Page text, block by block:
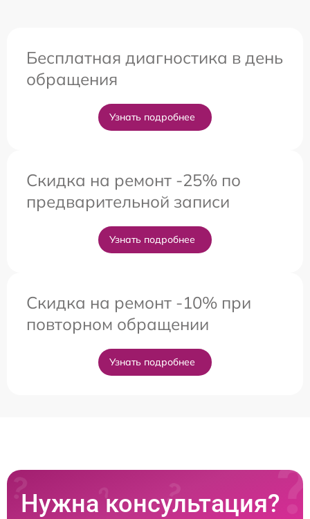
Бесплатная диагностика в день
обращения
Узнать подробнее
Скидка на ремонт -25% по
предварительной записи
Узнать подробнее
Скидка на ремонт -10% при
повторном обращении
Узнать подробнее
Нужна консультация?